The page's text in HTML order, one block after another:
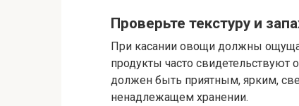
Проверьте текстуру и
При касании овощи должны
продукты часто свидетельствуют
должен быть приятным, ярким,
ненадлежащем хранении.